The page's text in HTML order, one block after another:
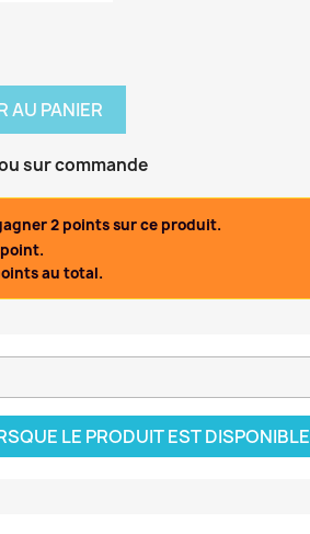
AU PANIER
sur commande
2 points sur ce produit.
au total.
LE PRODUIT EST DISPONIBLE